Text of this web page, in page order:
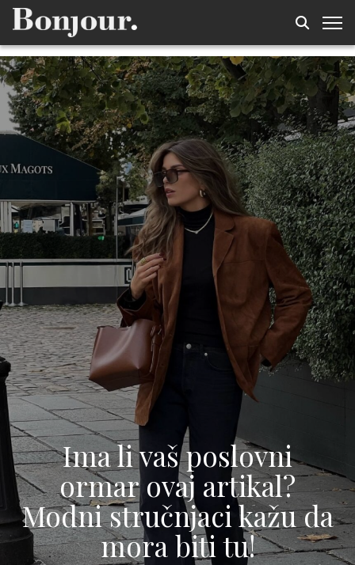
Ima li vaš poslovni
ormar ovaj artikal?
Modni stručnjaci kažu da
mora biti tu!